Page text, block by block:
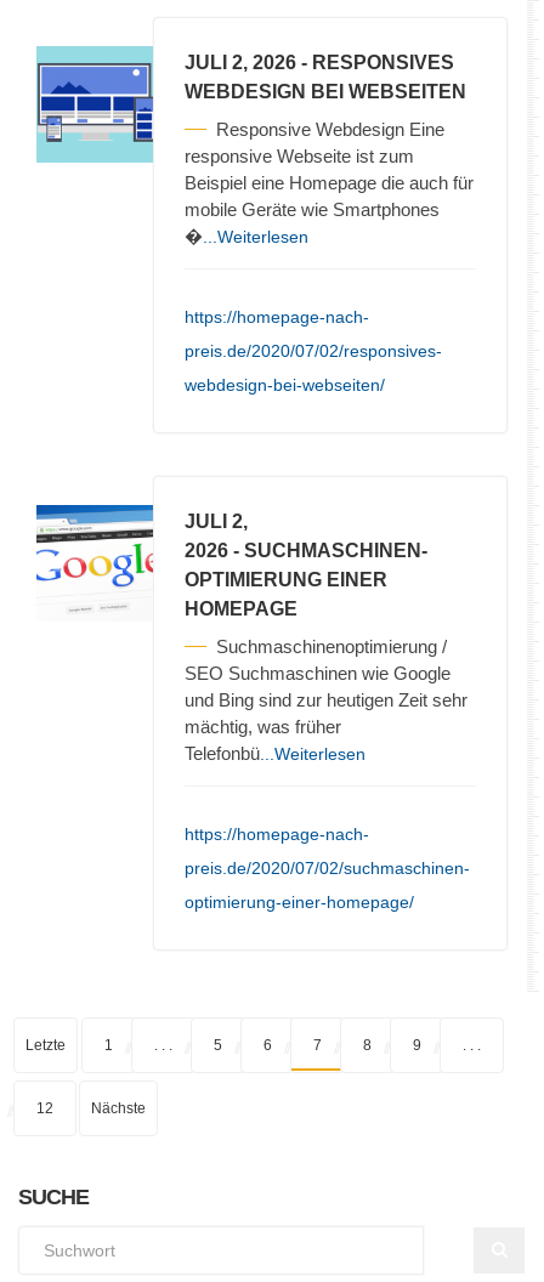
JULI 2, 2026 - RESPONSIVES
WEBDESIGN BEI WEBSEITEN
Responsive Webdesign Eine
responsive Webseite ist zum
Beispiel eine Homepage die auch für
mobile Geräte wie Smartphones
� ...Weiterlesen
https://homepage-nach-
preis.de/2020/07/02/responsives-
webdesign-bei-webseiten/
JULI 2,
2026 - SUCHMASCHINEN-
OPTIMIERUNG EINER
HOMEPAGE
Suchmaschinenoptimierung /
SEO Suchmaschinen wie Google
und Bing sind zur heutigen Zeit sehr
mächtig, was früher
Telefonbü ...Weiterlesen
https://homepage-nach-
preis.de/2020/07/02/suchmaschinen-
optimierung-einer-homepage/
Letzte 1 5 6 7 8 9
12 Nächste
SUCHE